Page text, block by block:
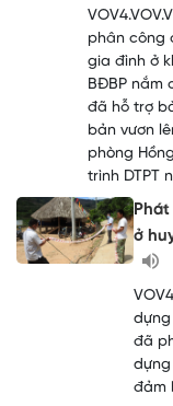
phân công
gia đình ở
BĐBP nắm
đã hỗ trợ
bản vươn
phòng
trình DTPT
ở
đã
dựng
đảm